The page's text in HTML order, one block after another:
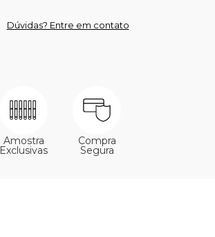
Dúvidas? Entre em contato
Amostra
Exclusivas
Compra
Segura